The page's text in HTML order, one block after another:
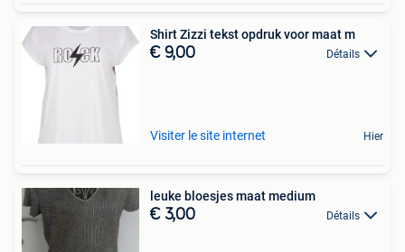
Shirt Zizzi tekst opdruk voor maat m
€ 9,00 Détails
Visiter le site internet Hier
leuke bloesjes maat medium
€ 3,00 Détails